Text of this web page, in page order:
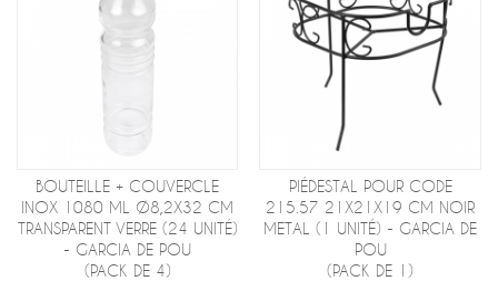
BOUTEILLE + COUVERCLE
INOX 1080 ML Ø8,2X32 CM
TRANSPARENT VERRE (24 UNITÉ)
- GARCIA DE POU
(PACK DE 4)
PIÉDESTAL POUR CODE
215.57 21X21X19 CM NOIR
METAL (1 UNITÉ) - GARCIA DE
POU
(PACK DE 1)